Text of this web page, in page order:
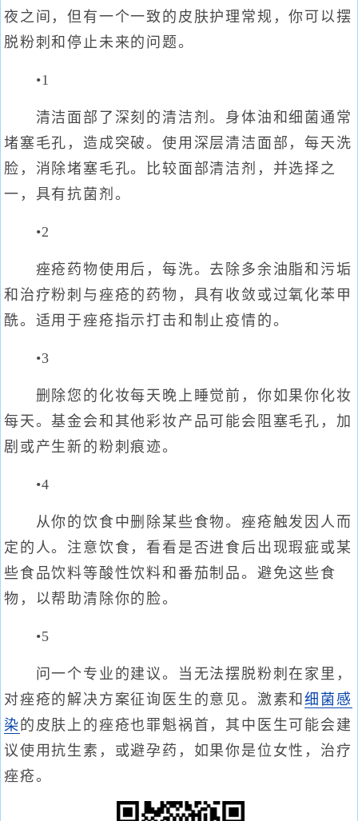
夜之间，但有一个一致的皮肤护理常规，你可以摆
脱粉刺和停止未来的问题。
•1
清洁面部了深刻的清洁剂。身体油和细菌通常
堵塞毛孔，造成突破。使用深层清洁面部，每天洗
脸，消除堵塞毛孔。比较面部清洁剂，并选择之
一，具有抗菌剂。
•2
痤疮药物使用后，每洗。去除多余油脂和污垢
和治疗粉刺与痤疮的药物，具有收敛或过氧化苯甲
酰。适用于痤疮指示打击和制止疫情的。
•3
删除您的化妆每天晚上睡觉前，你如果你化妆
每天。基金会和其他彩妆产品可能会阻塞毛孔，加
剧或产生新的粉刺痕迹。
•4
从你的饮食中删除某些食物。痤疮触发因人而
定的人。注意饮食，看看是否进食后出现瑕疵或某
些食品饮料等酸性饮料和番茄制品。避免这些食
物，以帮助清除你的脸。
•5
问一个专业的建议。当无法摆脱粉刺在家里，
对痤疮的解决方案征询医生的意见。激素和细菌感
染 的皮肤上的痤疮也罪魁祸首，其中医生可能会建
议使用抗生素，或避孕药，如果你是位女性，治疗
痤疮。